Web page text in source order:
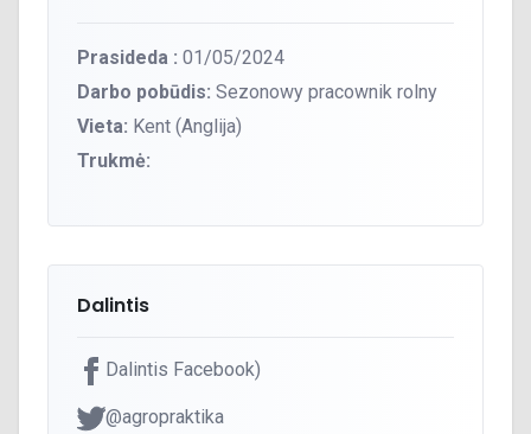
Prasideda : 01/05/2024
Darbo pobūdis: Sezonowy pracownik rolny
Vieta: Kent (Anglija)
Trukmė:
Dalintis
Dalintis Facebook)
@agropraktika